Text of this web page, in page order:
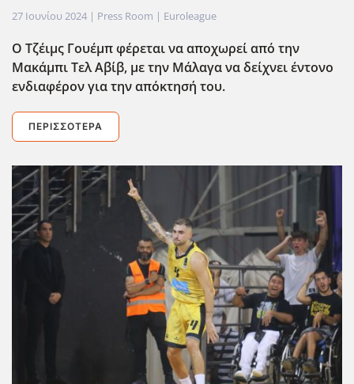
27 Ιουνίου 2024 | Press Room | Euroleague
Ο Τζέιμς Γουέμπ φέρεται να αποχωρεί από την
Μακάμπι Τελ Αβίβ, με την Μάλαγα να δείχνει έντονο
ενδιαφέρον για την απόκτησή του.
ΠΕΡΙΣΣΌΤΕΡΑ